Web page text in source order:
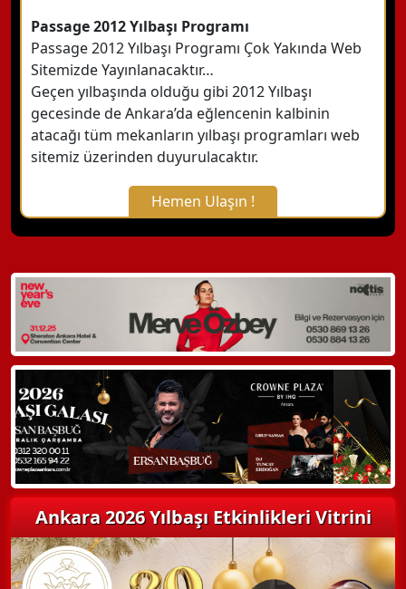
Passage 2012 Yılbaşı Programı
Passage 2012 Yılbaşı Programı Çok Yakında Web
Sitemizde Yayınlanacaktır…
Geçen yılbaşında olduğu gibi 2012 Yılbaşı
gecesinde de Ankara’da eğlencenin kalbinin
atacağı tüm mekanların yılbaşı programları web
sitemiz üzerinden duyurulacaktır.
Hemen Ulaşın !
X Kapat
WhatsApp ile Bilgi Alın
Hemen Arayın
Detaylı Bilgi Alın
Ankara 2026 Yılbaşı Etkinlikleri Vitrini